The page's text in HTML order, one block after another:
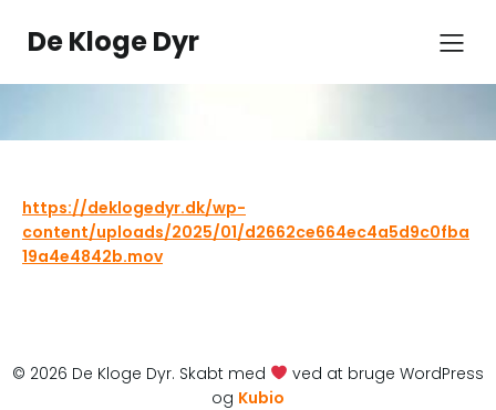
indholdDe Kloge Dyr
https://deklogedyr.dk/wp-
content/uploads/2025/01/d2662ce664ec4a5d9c0fba
19a4e4842b.mov
© 2026 De Kloge Dyr. Skabt med
ved at bruge WordPress
og Kubio